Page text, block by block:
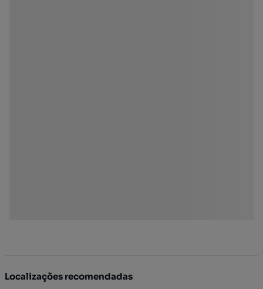
Localizações recomendadas